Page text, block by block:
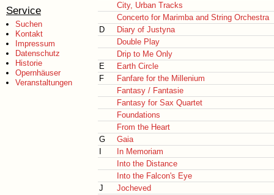
Service
Suchen
Kontakt
Impressum
Datenschutz
Historie
Opernhäuser
Veranstaltungen
City, Urban Tracks
Concerto for Marimba and String Orchestra
D
Diary of Justyna
Double Play
Drip to Me Only
E
Earth Circle
F
Fanfare for the Millenium
Fantasy / Fantasie
Fantasy for Sax Quartet
Foundations
From the Heart
G
Gaia
In Memoriam
Into the Distance
Into the Falcon's Eye
J
Jocheved